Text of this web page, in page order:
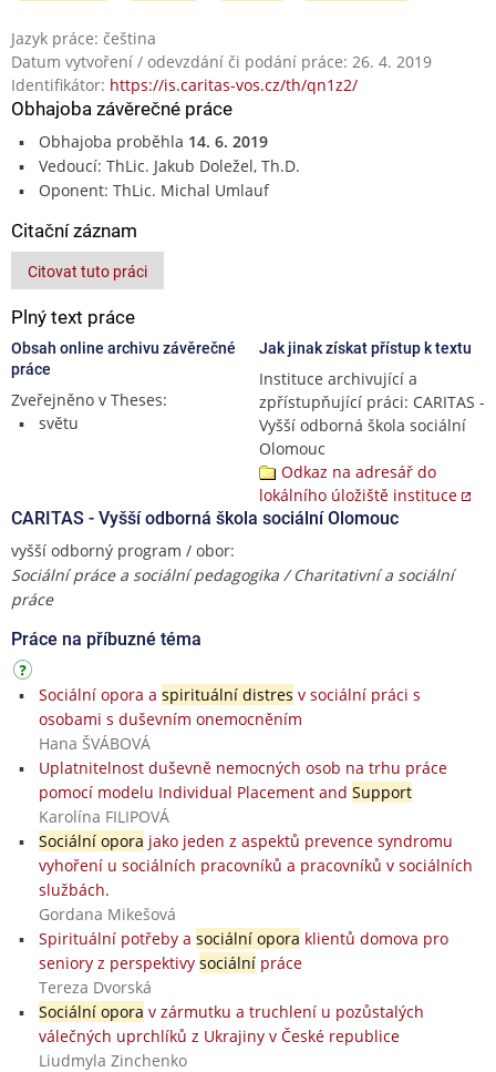
Jazyk práce: čeština
Datum vytvoření / odevzdání či podání práce: 26. 4. 2019
Identifikátor: https://is.caritas-vos.cz/th/qn1z2/
Obhajoba závěrečné práce
Obhajoba proběhla 14. 6. 2019
Vedoucí: ThLic. Jakub Doležel, Th.D.
Oponent: ThLic. Michal Umlauf
Citační záznam
Citovat tuto práci
Plný text práce
Obsah online archivu závěrečné
práce
Zveřejněno v Theses:
světu
Jak jinak získat přístup k textu
Instituce archivující a
zpřístupňující práci: CARITAS -
Vyšší odborná škola sociální
Olomouc
Odkaz na adresář do
lokálního úložiště instituce
CARITAS - Vyšší odborná škola sociální Olomouc
vyšší odborný program / obor:
Sociální práce a sociální pedagogika / Charitativní a sociální
práce
Práce na příbuzné téma
Sociální opora a spirituální distres v sociální práci s
osobami s duševním onemocněním
Hana ŠVÁBOVÁ
Uplatnitelnost duševně nemocných osob na trhu práce
pomocí modelu Individual Placement and Support
Karolína FILIPOVÁ
Sociální opora jako jeden z aspektů prevence syndromu
vyhoření u sociálních pracovníků a pracovníků v sociálních
službách.
Gordana Mikešová
Spirituální potřeby a sociální opora klientů domova pro
seniory z perspektivy sociálnípráce
Tereza Dvorská
Sociální opora v zármutku a truchlení u pozůstalých
válečných uprchlíků z Ukrajiny v České republice
Liudmyla Zinchenko